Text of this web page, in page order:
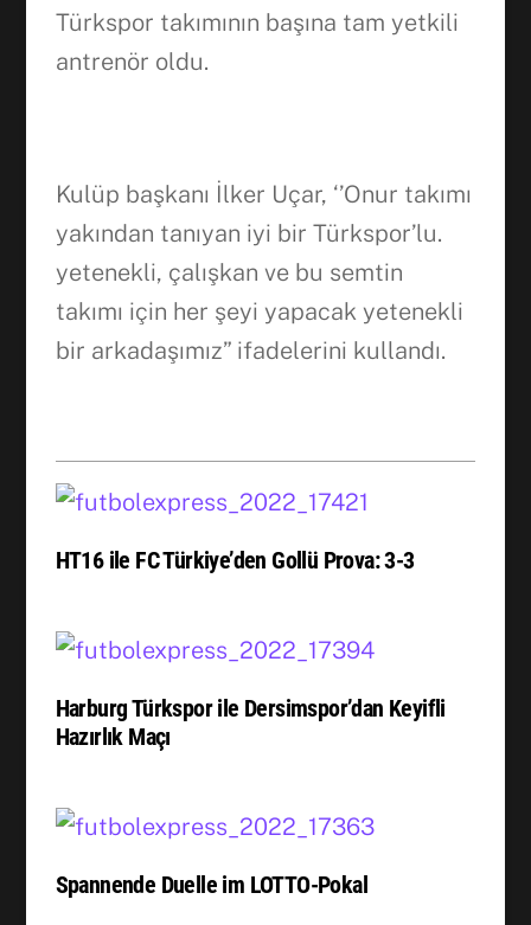
Türkspor takımının başına tam yetkili
antrenör oldu.
Kulüp başkanı İlker Uçar, ‘’Onur takımı
yakından tanıyan iyi bir Türkspor’lu.
yetenekli, çalışkan ve bu semtin
takımı için her şeyi yapacak yetenekli
bir arkadaşımız” ifadelerini kullandı.
HT16 ile FC Türkiye’den Gollü Prova: 3-3
Harburg Türkspor ile Dersimspor’dan Keyifli
Hazırlık Maçı
Spannende Duelle im LOTTO-Pokal